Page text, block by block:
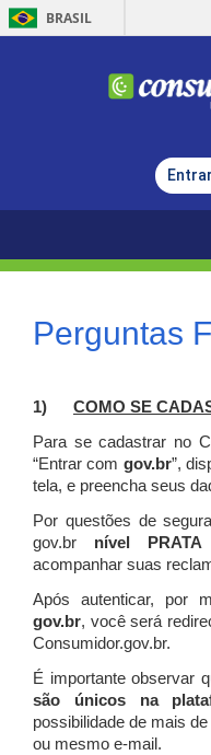
BRASIL
Perguntas
1) COMO SE
Para se cadastrar no
“Entrar com gov.br”,
tela, e preencha seus
Por questões de
gov.br nível
acompanhar suas
Após autenticar, por
gov.br, você será
Consumidor.gov.br.
É importante observar
são únicos na
possibilidade de mais
ou mesmo e-mail.